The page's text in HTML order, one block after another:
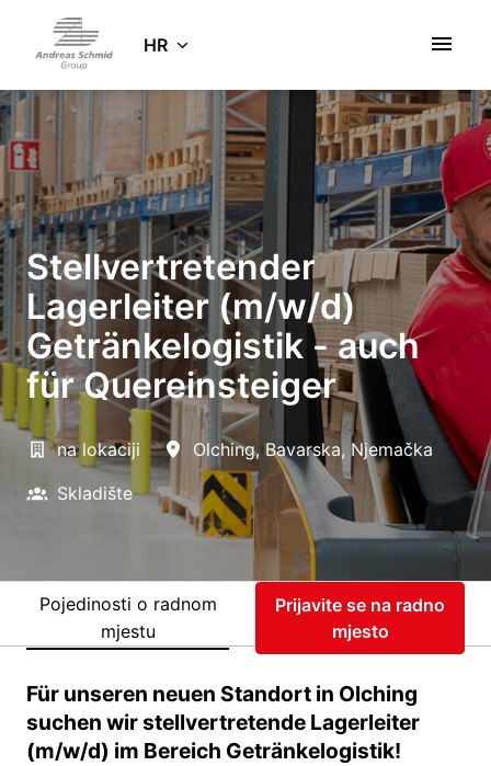
springenStartseite HR
Stellvertretender
Lagerleiter (m/w/d)
Getränkelogistik - auch
für Quereinsteiger
na lokaciji Olching, Bavarska, Njemačka
Skladište
Pojedinosti o radnom
mjestu
Prijavite se na radno
mjesto
Für unseren neuen Standort in Olching
suchen wir stellvertretende Lagerleiter
(m/w/d) im Bereich Getränkelogistik!